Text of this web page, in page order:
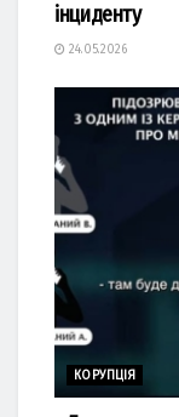
інциденту
24.05.2026
КОРУПЦІЯ